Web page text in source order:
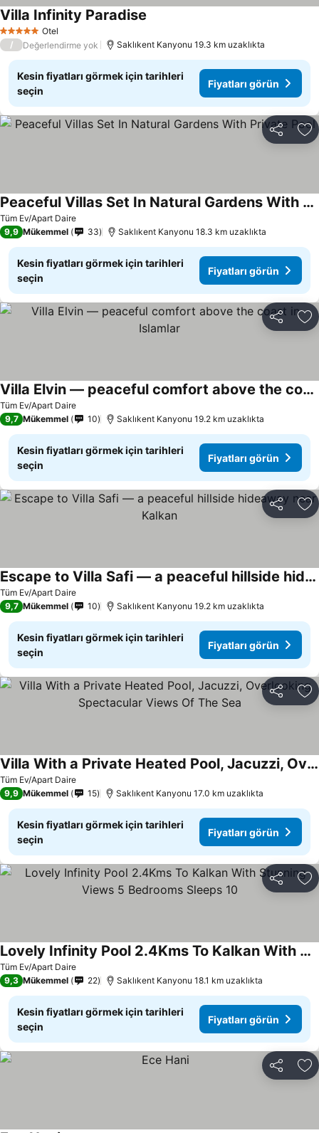
5 Yıldız Otel
Villa Infinity Paradise
/ Değerlendirme yok Saklıkent Kanyonu 19.3 km uzaklıkta
Kesin fiyatları görmek için tarihleri
seçin
Fiyatları görün
Paylaş
Tüm Ev/Apart Daire
Peaceful Villas Set In Natural Gardens With Private Pool
Fiyatları görün
9,9 Mükemmel 33 Saklıkent Kanyonu 18.3 km uzaklıkta
Kesin fiyatları görmek için tarihleri
seçin
Fiyatları görün
Paylaş
Tüm Ev/Apart Daire
Villa Elvin — peaceful comfort above the coast in Islamlar
Fiyatları görün
9,7 Mükemmel 10 Saklıkent Kanyonu 19.2 km uzaklıkta
Kesin fiyatları görmek için tarihleri
seçin
Fiyatları görün
Paylaş
Tüm Ev/Apart Daire
Escape to Villa Safi — a peaceful hillside hideaway near Kalkan
Fiyatları görün
9,7 Mükemmel 10 Saklıkent Kanyonu 19.2 km uzaklıkta
Kesin fiyatları görmek için tarihleri
seçin
Fiyatları görün
Paylaş
Tüm Ev/Apart Daire
Villa With a Private Heated Pool, Jacuzzi, Overlooking Spectacular Views Of The Sea
Fiyatları görün
9,9 Mükemmel 15 Saklıkent Kanyonu 17.0 km uzaklıkta
Kesin fiyatları görmek için tarihleri
seçin
Fiyatları görün
Paylaş
Tüm Ev/Apart Daire
Lovely Infinity Pool 2.4Kms To Kalkan With Stunning Views 5 Bedrooms Sleeps 10
Fiyatları görün
9,3 Mükemmel 22 Saklıkent Kanyonu 18.1 km uzaklıkta
Kesin fiyatları görmek için tarihleri
seçin
Fiyatları görün
Paylaş